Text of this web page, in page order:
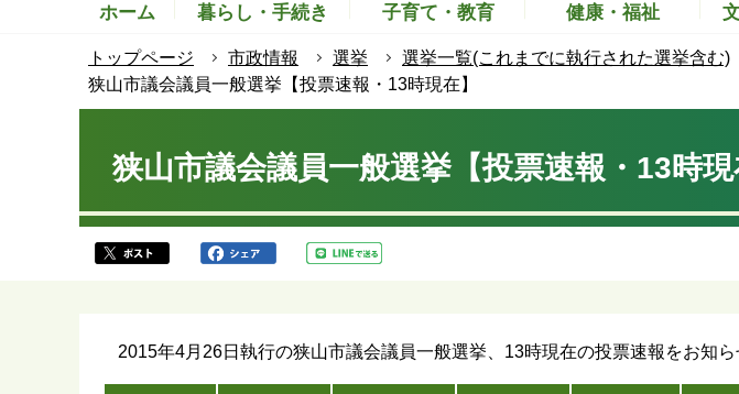
ホーム 暮らし・手続き 子育て・教育 健康・福祉
トップページ 市政情報 選挙 選挙一覧(これまでに執行された選挙含む)
狭山市議会議員一般選挙【投票速報・13時現在】
狭山市議会議員一般選挙【投票速報・13時現
2015年4月26日執行の狭山市議会議員一般選挙、13時現在の投票速報をお知ら